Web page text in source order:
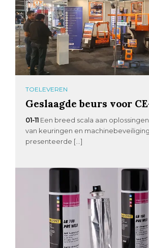
TOELEVEREN
Geslaagde beurs voor
01-11 Een breed scala aan
van keuringen en
presenteerde […]